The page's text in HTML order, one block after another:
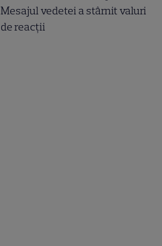
Mesajul vedetei a stârnit valuri
de reacții